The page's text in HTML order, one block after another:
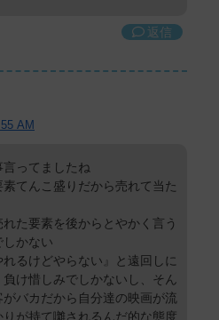
返信
AM
ってましたね
素てんこ盛りだから売れて当た
た要素を後からとやかく言う
かない
れるけどやらない』と遠回しに
け惜しみでしかないし、そん
バカだから自分達の映画が流
が持て囃されるんだ的な態度